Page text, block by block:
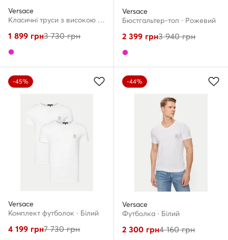
Versace
Класичні труси з високою талією · Рожевий
1 899 грн3 730грн
Versace
Бюстгальтер-топ · Рожевий
2 399 грн3 940грн
-45%
Versace
Комплект футболок · Білий
4 199 грн7 730грн
-44%
Versace
Футболка · Білий
2 300 грн4 160грн